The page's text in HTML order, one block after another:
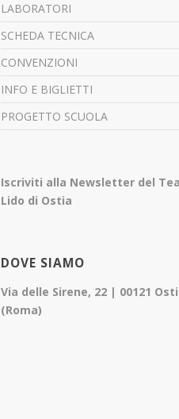
LABORATORI
SCHEDA TECNICA
CONVENZIONI
INFO E BIGLIETTI
PROGETTO SCUOLA
Iscriviti alla Newsletter del
Lido di Ostia
DOVE SIAMO
Via delle Sirene, 22 | 00121
(Roma)